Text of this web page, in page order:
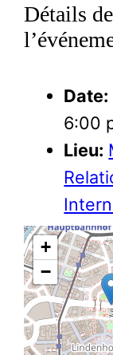
Détails de
Date:
6:00
Lieu:
+
−